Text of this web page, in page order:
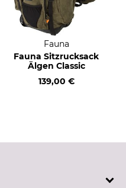
Fauna
Fauna Sitzrucksack
Älgen Classic
139,00 €